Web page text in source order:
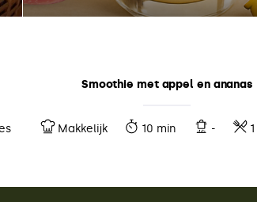
Smoothie met appel en ananas
Makkelijk 10 min -